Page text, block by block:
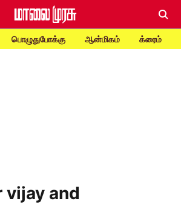
பொழுதுபோக்கு ஆன்மிகம் க்ரைம்
and